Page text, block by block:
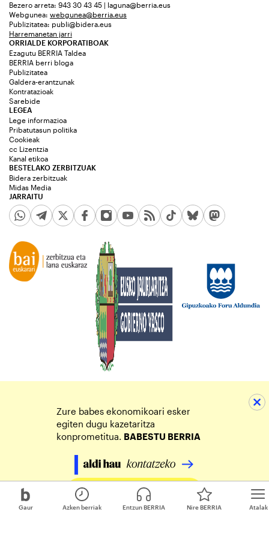
Gaur Atalak
Azken berriak Entzun BERRIA Nire BERRIA
Bezero arreta: 943 30 43 45 | laguna@berria.eus
Webgunea: webgunea@berria.eus
Publizitatea: publi@bidera.eus
Harremanetan jarri
ORRIALDE KORPORATIBOAK
Ezagutu BERRIA Taldea
BERRIA berri bloga
Publizitatea
Galdera-erantzunak
Kontratazioak
Sarebide
JARRAITU
LEGEA
Lege informazioa
Pribatutasun politika
Cookieak
cc Lizentzia
Kanal etikoa
BESTELAKO ZERBITZUAK
Bidera zerbitzuak
Midas Media
Zure babes ekonomikoari esker
egiten dugu kazetaritza
konprometitua. BABESTU BERRIA
Egin zure ekarpena